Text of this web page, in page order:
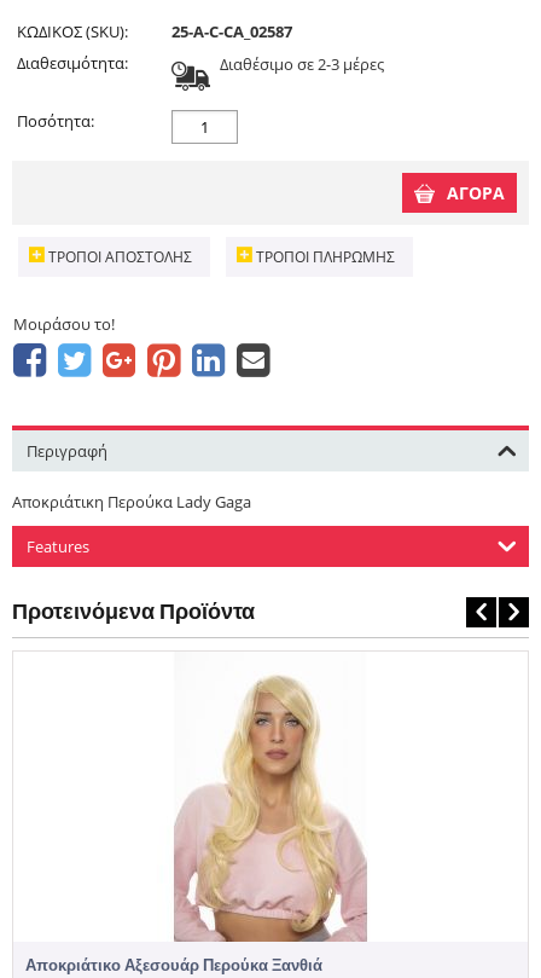
ΚΩΔΙΚΟΣ (SKU):
25-A-C-CA_02587
Διαθεσιμότητα:
Διαθέσιμο σε 2-3 μέρες
Ποσότητα:
ΑΓΟΡΑ
ΤΡΌΠΟΙ ΑΠΟΣΤΟΛΉΣ ΤΡΌΠΟΙ ΠΛΗΡΩΜΉΣ
Μοιράσου το!
Περιγραφή
Αποκριάτικη Περούκα Lady Gaga
Features
Προτεινόμενα Προϊόντα
Αποκριάτικο Αξεσουάρ Περούκα Ξανθιά